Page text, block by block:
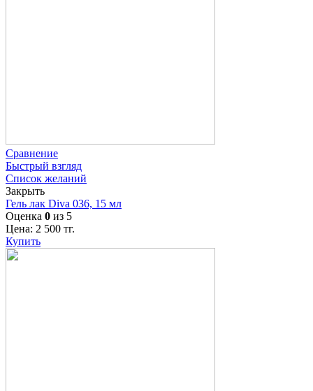
Сравнение
Быстрый взгляд
Список желаний
Закрыть
Гель лак Diva 036, 15 мл
Оценка 0 из 5
Цена: 2 500 тг.
Купить